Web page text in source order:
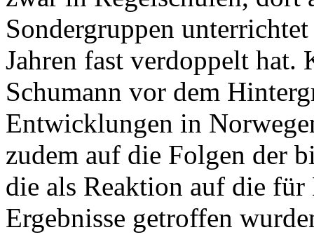
Sondergruppen
Jahren fast verdoppelt
Schumann vor dem
Entwicklungen in
zudem auf die Folgen der
die als Reaktion auf die
Ergebnisse getroffen